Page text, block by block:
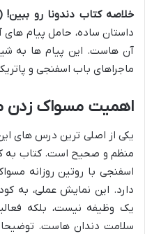
خلاصه کتاب دندونا رو ببین!
داستان ساده، حامل پیام های
آن هاست. این پیام ها به
ماجراهای باب اسفنجی و
اهمیت مسواک زدن
یکی از اصلی ترین درس های
منظم و صحیح است. کتاب به
اسفنجی با روتین روزانه
دارد. این نمایش عملی، به
یک وظیفه نیست، بلکه
سلامت دندان هاست.